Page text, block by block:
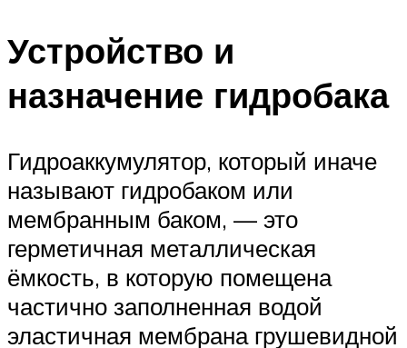
Устройство и
назначение гидробака
Гидроаккумулятор, который иначе
называют гидробаком или
мембранным баком, — это
герметичная металлическая
ёмкость, в которую помещена
частично заполненная водой
эластичная мембрана грушевидной